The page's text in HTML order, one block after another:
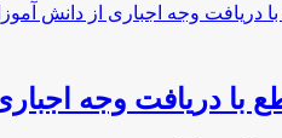
با دریافت وجه